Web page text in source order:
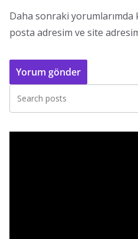
Daha sonraki yorumlarımda
posta adresim ve site